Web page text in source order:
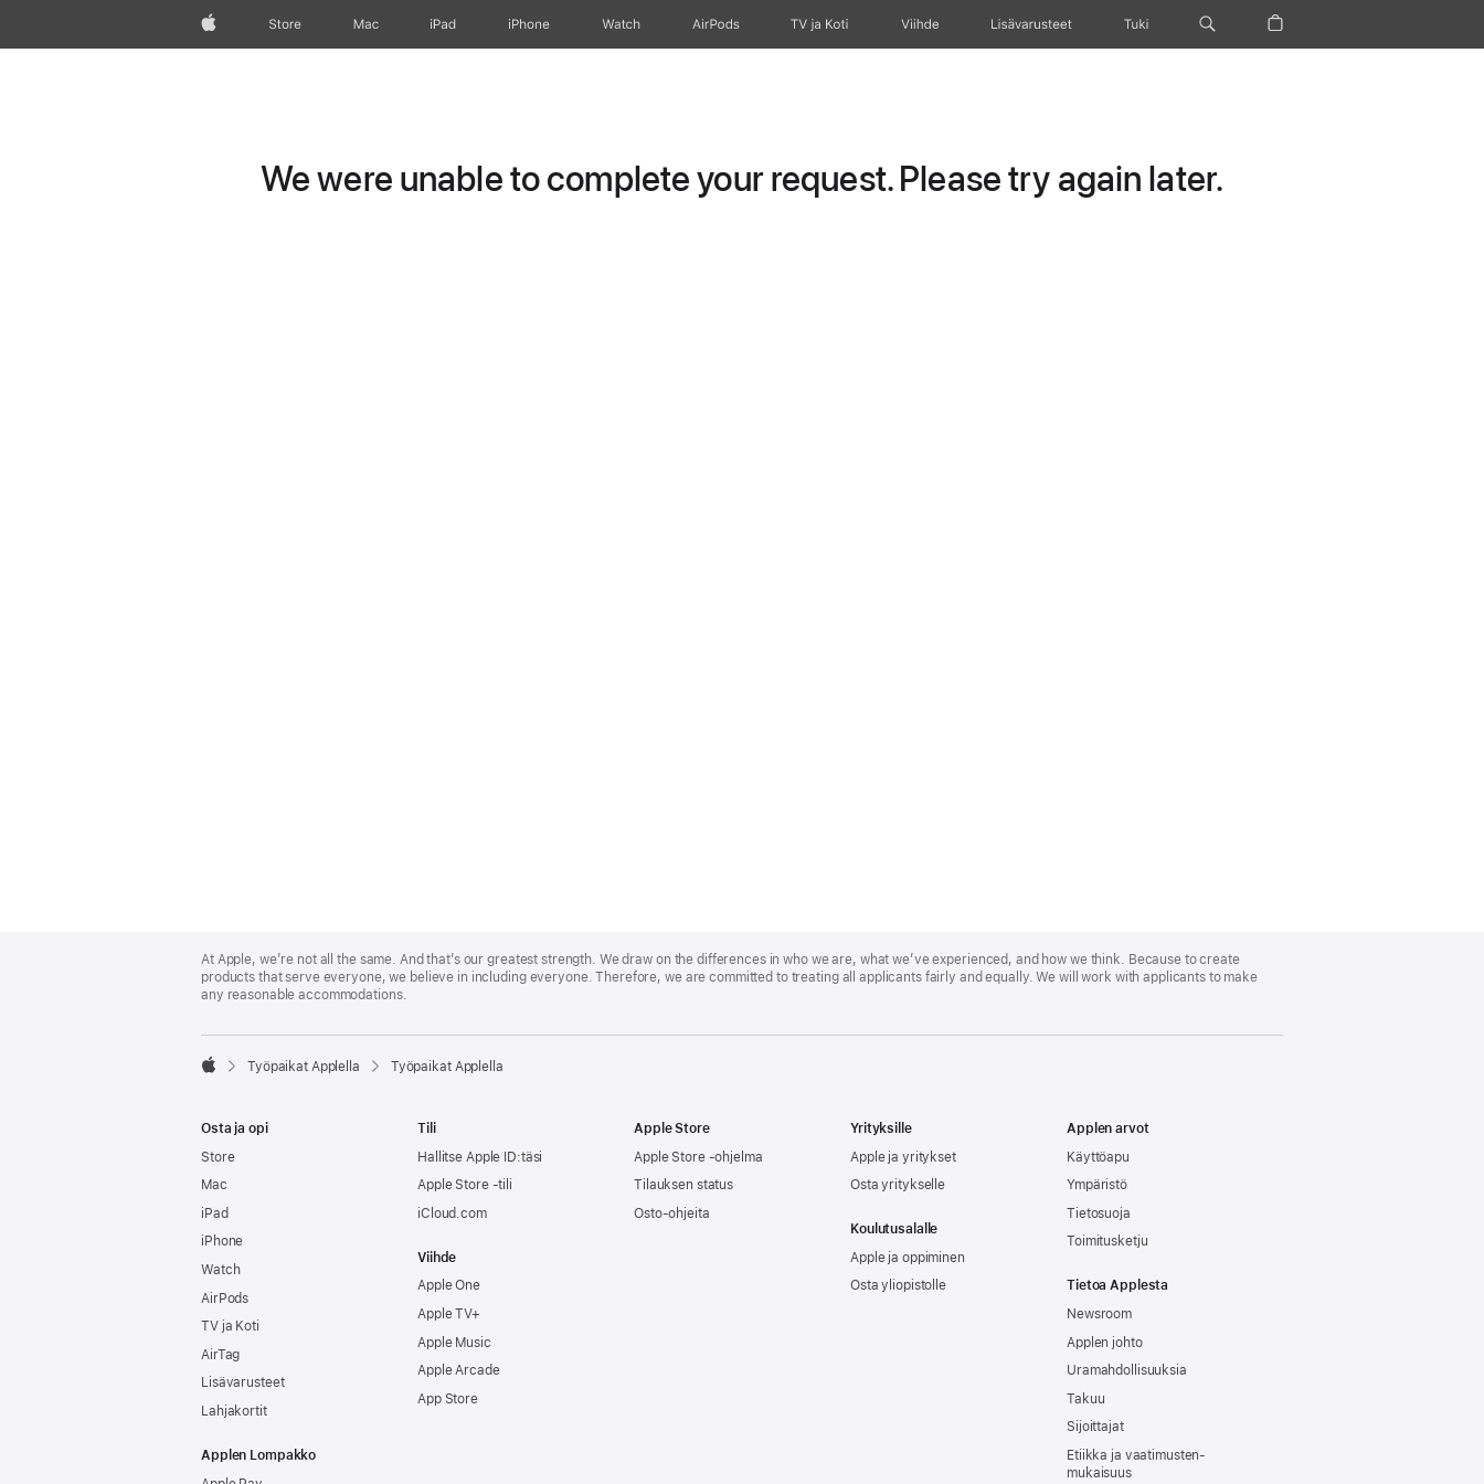
Apple Store Mac iPad iPhone Watch AirPods TV ja Koti Viihde Lisävarusteet Tuki
We were unable to complete your request. Please try again later.
Footer
At Apple, we’re not all the same. And that’s our greatest strength. We draw on the differences in who we are, what we’ve experienced, and how we think. Because to create
products that serve everyone, we believe in including everyone. Therefore, we are committed to treating all applicants fairly and equally. We will work with applicants to make
any reasonable accommodations.

Työpaikat Applella Työpaikat Applella
Osta ja opi
Store
Mac
iPad
iPhone
Watch
AirPods
TV ja Koti
AirTag
Lisävarusteet
Lahjakortit
Applen Lompakko
Tili
Hallitse Apple ID:täsi
Apple Store -tili
iCloud.com
Viihde
Apple One
Apple TV+
Apple Music
Apple Arcade
App Store
Apple Store
Apple Store -ohjelma
Tilauksen status
Osto-ohjeita
Yrityksille
Apple ja yritykset
Osta yritykselle
Koulutusalalle
Apple ja oppiminen
Osta yliopistolle
Applen arvot
Käyttöapu
Ympäristö
Tietosuoja
Toimitusketju
Tietoa Applesta
Newsroom
Applen johto
Uramahdollisuuksia
Takuu
Sijoittajat
Etiikka ja vaatimusten­
mukaisuus